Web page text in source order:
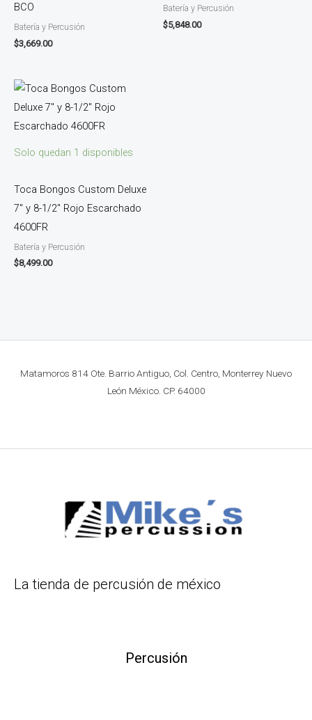
BCO
Batería y Percusión
$3,669.00
Batería y Percusión
$5,848.00
Solo quedan 1 disponibles
Toca Bongos Custom Deluxe
7″ y 8-1/2″ Rojo Escarchado
4600FR
Batería y Percusión
$8,499.00
Matamoros 814 Ote. Barrio Antiguo, Col. Centro, Monterrey Nuevo
León México. CP. 64000
La tienda de percusión de méxico
Percusión